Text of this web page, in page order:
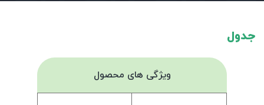
جدول
ویژگی های محصول